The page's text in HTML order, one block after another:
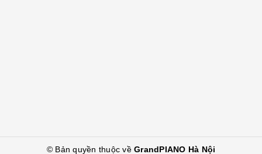
© Bản quyền thuộc về GrandPIANO Hà Nội